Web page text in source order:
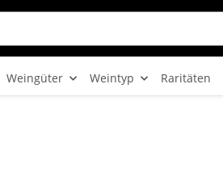
Weingüter Weintyp Raritäten